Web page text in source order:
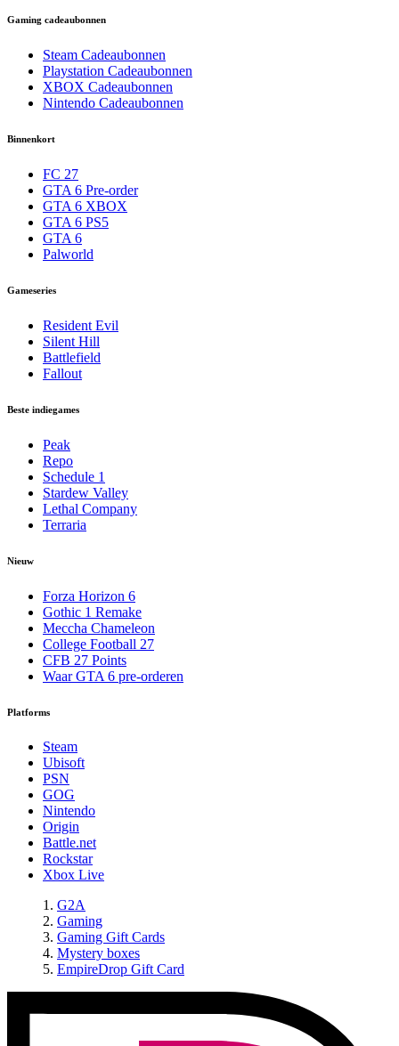
Gaming cadeaubonnen
Steam Cadeaubonnen
Playstation Cadeaubonnen
XBOX Cadeaubonnen
Nintendo Cadeaubonnen
Binnenkort
FC 27
GTA 6 Pre-order
GTA 6 XBOX
GTA 6 PS5
GTA 6
Palworld
Gameseries
Resident Evil
Silent Hill
Battlefield
Fallout
Beste indiegames
Peak
Repo
Schedule 1
Stardew Valley
Lethal Company
Terraria
Nieuw
Forza Horizon 6
Gothic 1 Remake
Meccha Chameleon
College Football 27
CFB 27 Points
Waar GTA 6 pre-orderen
Platforms
Steam
Ubisoft
PSN
GOG
Nintendo
Origin
Battle.net
Rockstar
Xbox Live
G2A
Gaming
Gaming Gift Cards
Mystery boxes
EmpireDrop Gift Card